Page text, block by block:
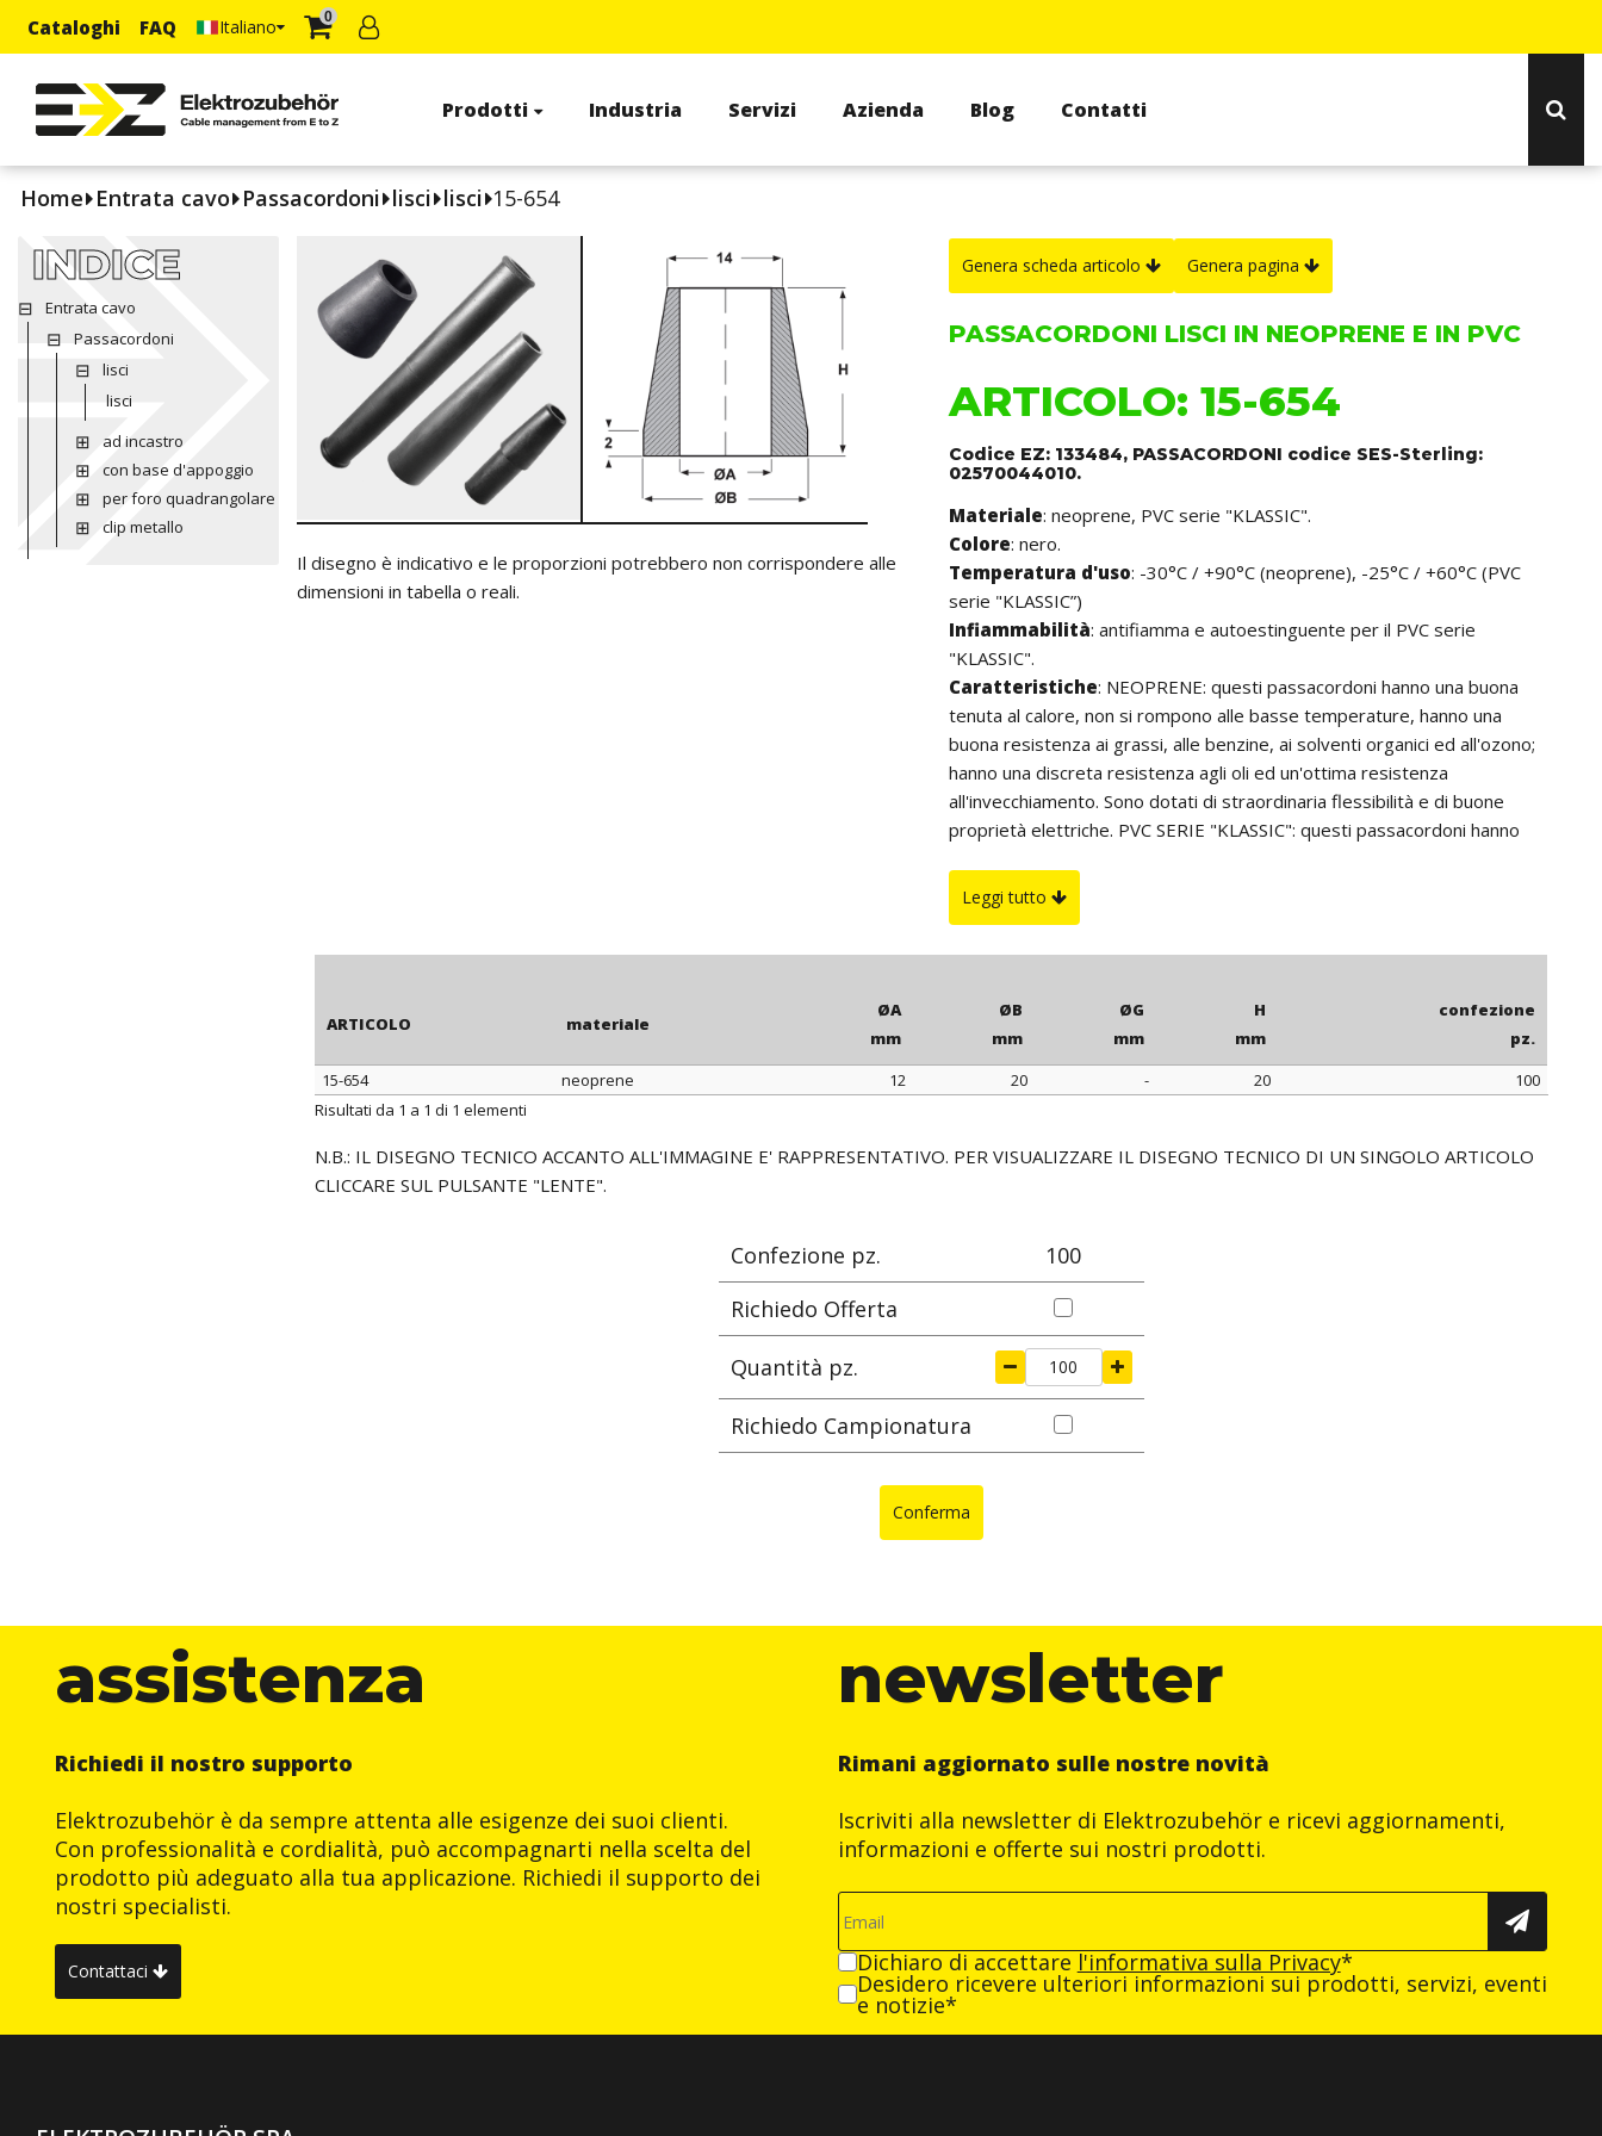
Cataloghi FAQ Italiano 0
Prodotti Industria Servizi Azienda Blog Contatti
Home Entrata cavo Passacordoni lisci lisci 15-654
INDICE
Entrata cavo
Passacordoni
lisci
lisci
ad incastro
con base d'appoggio
per foro quadrangolare
clip metallo
Il disegno è indicativo e le proporzioni potrebbero non corrispondere alle
dimensioni in tabella o reali.
Genera scheda articolo Genera pagina
PASSACORDONI LISCI IN NEOPRENE E IN PVC
ARTICOLO: 15-654
Codice EZ: 133484, PASSACORDONI codice SES-Sterling:
02570044010.
Materiale: neoprene, PVC serie "KLASSIC".
Colore: nero.
Temperatura d'uso: -30°C / +90°C (neoprene), -25°C / +60°C (PVC
serie "KLASSIC”)
Infiammabilità: antifiamma e autoestinguente per il PVC serie
"KLASSIC".
Caratteristiche: NEOPRENE: questi passacordoni hanno una buona
tenuta al calore, non si rompono alle basse temperature, hanno una
buona resistenza ai grassi, alle benzine, ai solventi organici ed all'ozono;
hanno una discreta resistenza agli oli ed un'ottima resistenza
all'invecchiamento. Sono dotati di straordinaria flessibilità e di buone
proprietà elettriche. PVC SERIE "KLASSIC": questi passacordoni hanno
Su richiesta
Leggi tutto
ARTICOLO materiale
ØA
mm
ØB
mm
ØG
mm
H
mm
confezione
pz.
ARTICOLO
15-654 neoprene 12 20 - 20
100
Risultati da 1 a 1 di 1 elementi
N.B.: IL DISEGNO TECNICO ACCANTO ALL'IMMAGINE E' RAPPRESENTATIVO. PER VISUALIZZARE IL DISEGNO TECNICO DI UN SINGOLO ARTICOLO
CLICCARE SUL PULSANTE "LENTE".
Confezione pz.
100
Richiedo Offerta
Quantità pz.
Richiedo Campionatura
Conferma
assistenza
Richiedi il nostro supporto
Elektrozubehör è da sempre attenta alle esigenze dei suoi clienti.
Con professionalità e cordialità, può accompagnarti nella scelta del
prodotto più adeguato alla tua applicazione. Richiedi il supporto dei
nostri specialisti.
Contattaci
newsletter
Rimani aggiornato sulle nostre novità
Iscriviti alla newsletter di Elektrozubehör e ricevi aggiornamenti,
informazioni e offerte sui nostri prodotti.
Dichiaro di accettare l'informativa sulla Privacy*
Desidero ricevere ulteriori informazioni sui prodotti, servizi, eventi
e notizie*